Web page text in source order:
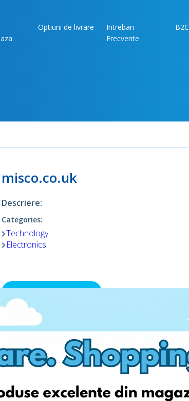
Optiuni de livrare
Intrebari
Frecvente
B2C
misco.co.uk
Descriere:
Categories:
Technology
Electronics